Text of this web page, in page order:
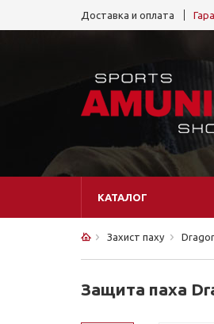
Доставка и оплата
КАТАЛОГ
Захист паху
Защита паха